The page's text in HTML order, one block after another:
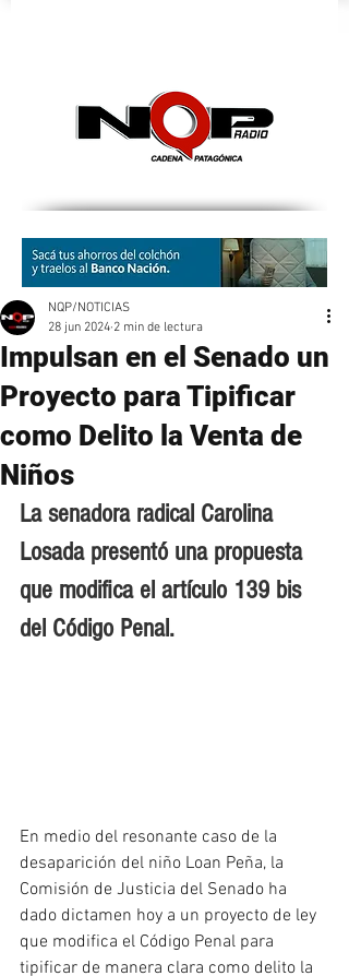
Impulsan en el Senado un
Proyecto para Tipificar
como Delito la Venta de
Niños
NQP/NOTICIAS
28 jun 2024 2 min de lectura
La senadora radical Carolina
Losada presentó una propuesta
que modifica el artículo 139 bis
del Código Penal.
En medio del resonante caso de la
desaparición del niño Loan Peña, la
Comisión de Justicia del Senado ha
dado dictamen hoy a un proyecto de ley
que modifica el Código Penal para
tipificar de manera clara como delito la